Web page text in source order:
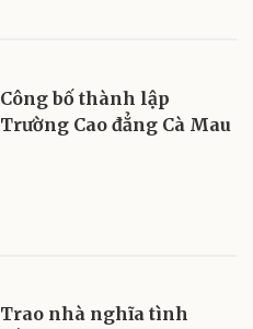
Công bố thành lập
Trường Cao đẳng Cà Mau
Trao nhà nghĩa tình